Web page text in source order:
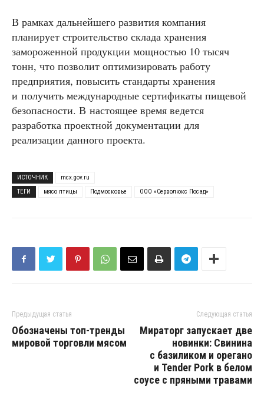
В рамках дальнейшего развития компания
планирует строительство склада хранения
замороженной продукции мощностью 10 тысяч
тонн, что позволит оптимизировать работу
предприятия, повысить стандарты хранения
и получить международные сертификаты пищевой
безопасности. В настоящее время ведется
разработка проектной документации для
реализации данного проекта.
ИСТОЧНИК
mcx.gov.ru
ТЕГИ
мясо птицы Подмосковье ООО «Серволюкс Посад»
Предыдущая статья
Обозначены топ-тренды
мировой торговли мясом
Следующая статья
Мираторг запускает две
новинки: Свинина
с базиликом и орегано
и Tender Pork в белом
соусе с пряными травами